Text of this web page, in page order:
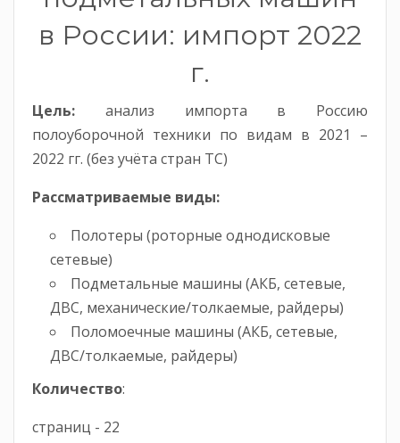
в России: импорт 2022
г.
Цель: анализ импорта в Россию
полоуборочной техники по видам в 2021 –
2022 гг. (без учёта стран ТС)
Рассматриваемые виды:
Полотеры (роторные однодисковые
сетевые)
Подметальные машины (АКБ, сетевые,
ДВС, механические/толкаемые, райдеры)
Поломоечные машины (АКБ, сетевые,
ДВС/толкаемые, райдеры)
Количество:
страниц - 22